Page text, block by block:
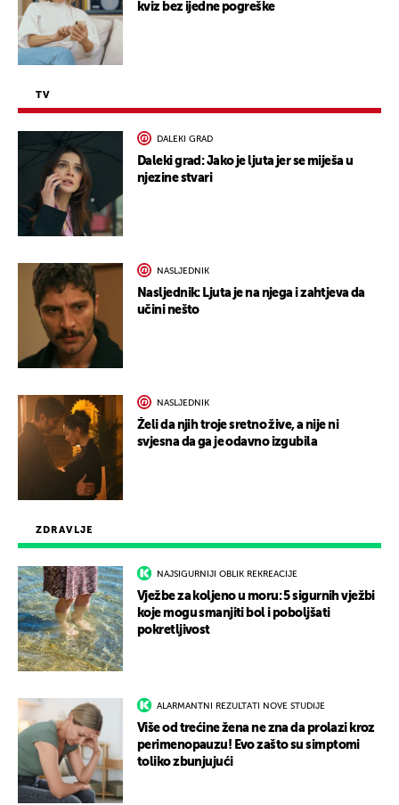
ZDRAVLJE
NAJSIGURNIJI OBLIK REKREACIJE
Vježbe za koljeno u moru: 5 sigurnih vježbi
koje mogu smanjiti bol i poboljšati
pokretljivost
ALARMANTNI REZULTATI NOVE STUDIJE
Više od trećine žena ne zna da prolazi kroz
perimenopauzu! Evo zašto su simptomi
toliko zbunjujući
kviz bez ijedne pogreške
TV
DALEKI GRAD
Daleki grad: Jako je ljuta jer se miješa u
njezine stvari
NASLJEDNIK
Nasljednik: Ljuta je na njega i zahtjeva da
učini nešto
NASLJEDNIK
Želi da njih troje sretno žive, a nije ni
svjesna da ga je odavno izgubila